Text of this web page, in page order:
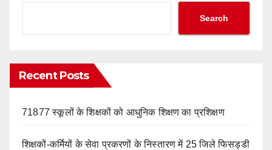
Search
Recent Posts
71877 स्कूलों के शिक्षकों को आधुनिक शिक्षण का प्रशिक्षण
शिक्षकों-कर्मियों के सेवा प्रकरणों के निस्तारण में 25 जिले फिसड्डी